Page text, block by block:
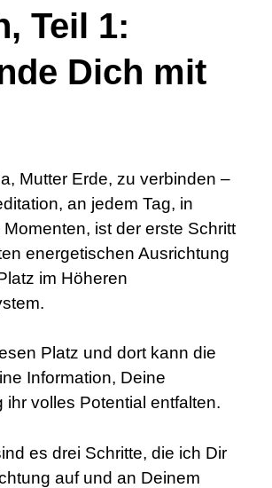
Teil 1:
Dich mit
Mutter Erde, zu verbinden –
an jedem Tag, in
ist der erste Schritt
energetischen Ausrichtung
im Höheren
Platz und dort kann die
Information, Deine
ihr volles Potential entfalten.
es drei Schritte, die ich Dir
auf und an Deinem